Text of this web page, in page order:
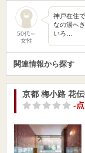
50代～
女性
神戸在住
なの湯へ
いろ…
関連情報から探す
京都 梅小路 花
-点